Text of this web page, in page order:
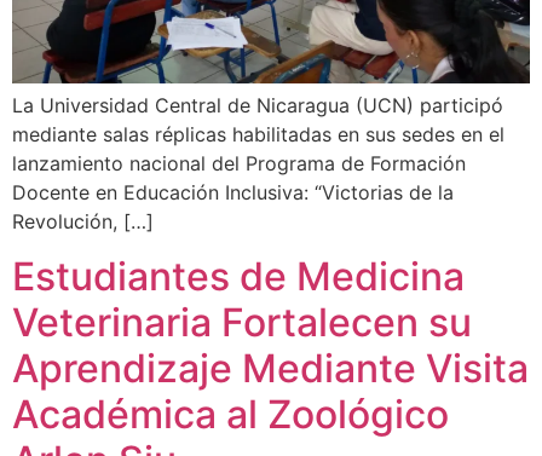
La Universidad Central de Nicaragua (UCN) participó
mediante salas réplicas habilitadas en sus sedes en el
lanzamiento nacional del Programa de Formación
Docente en Educación Inclusiva: “Victorias de la
Revolución, […]
Estudiantes de Medicina
Veterinaria Fortalecen su
Aprendizaje Mediante Visita
Académica al Zoológico